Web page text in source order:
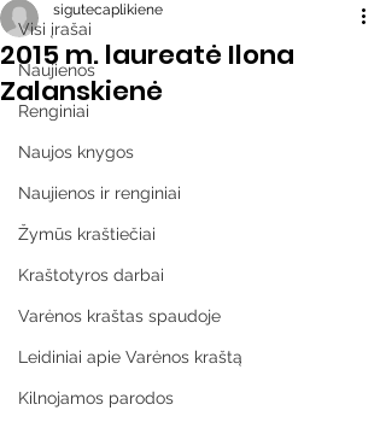
Visi įrašai
Naujienos
Renginiai
Naujos knygos
Naujienos ir renginiai
Žymūs kraštiečiai
Kraštotyros darbai
Varėnos kraštas spaudoje
Leidiniai apie Varėnos kraštą
Kilnojamos parodos
2015 m. laureatė Ilona
Zalanskienė
sigutecaplikiene